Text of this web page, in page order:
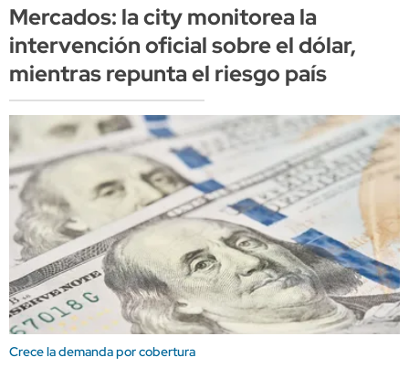
Mercados: la city monitorea la
intervención oficial sobre el dólar,
mientras repunta el riesgo país
Crece la demanda por cobertura